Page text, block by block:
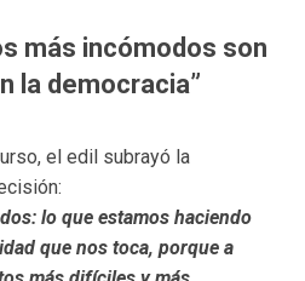
más incómodos son
la democracia”
el edil subrayó la
lo que estamos haciendo
que nos toca, porque a